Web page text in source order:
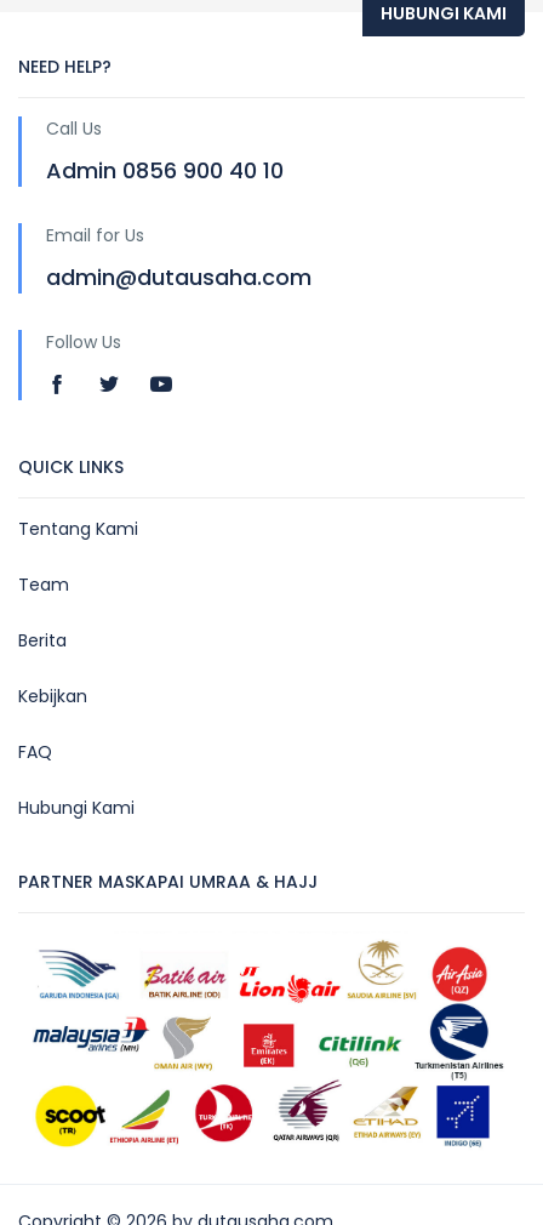
HUBUNGI KAMI
NEED HELP?
Call Us
Admin 0856 900 40 10
Email for Us
admin@dutausaha.com
Follow Us
QUICK LINKS
Tentang Kami
Team
Berita
Kebijkan
FAQ
Hubungi Kami
PARTNER MASKAPAI UMRAA & HAJJ